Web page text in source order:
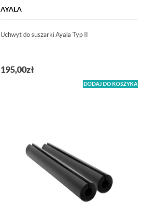
AYALA
Uchwyt do suszarki Ayala Typ II
195,00zł
DODAJ DO KOSZYKA